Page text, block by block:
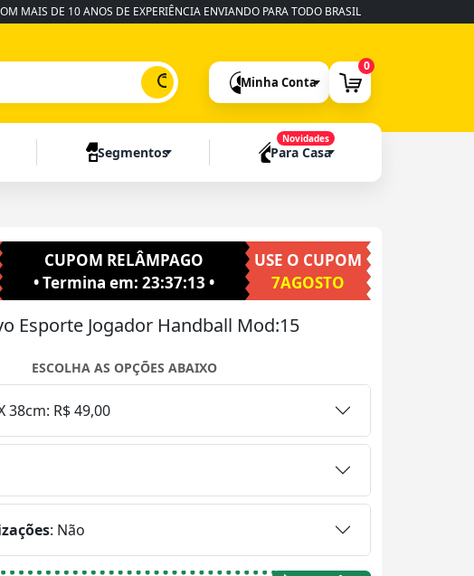
DE 10 ANOS DE EXPERIÊNCIA ENVIANDO PARA TODO BRASIL •
Minha Conta
0
Segmentos Para Casa
Novidades
CUPOM RELÂMPAGO
• Termina em: 23:37:12 •
USE O CUPOM
7AGOSTO
Esporte Jogador Handball Mod:15
ESCOLHA AS OPÇÕES ABAIXO
38cm: R$ 49,00
: Não